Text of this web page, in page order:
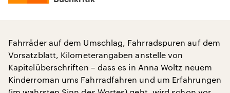
Fahrräder auf dem Umschlag, Fahrradspuren auf dem
Vorsatzblatt, Kilometerangaben anstelle von
Kapitelüberschriften – dass es in Anna Woltz neuem
Kinderroman ums Fahrradfahren und um Erfahrungen